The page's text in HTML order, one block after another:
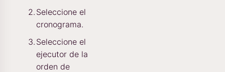
Seleccione el
cronograma.
Seleccione el
ejecutor de la
orden de